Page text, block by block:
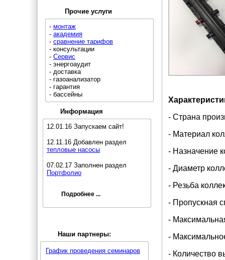
Прочие услуги
- монтаж
- академия
- сравнение тарифов
- консультации
- Сервис
- энергоаудит
- доставка
- газоанализатор
- гарантия
- бассейны
Информация
12.01.16 Запускаем сайт!
12.11.16 Добавлен раздел
тепловые насосы
07.02.17 Заполнен раздел
Портфолио
Подробнее ...
Наши партнеры:
График проведения семинаров
- Страна
- Материал
- Назначение
- Диаметр
- Резьба
- Пропускная
-
-
- Количество